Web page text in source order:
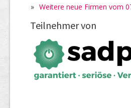
» Weitere neue Firmen vom
Teilnehmer von